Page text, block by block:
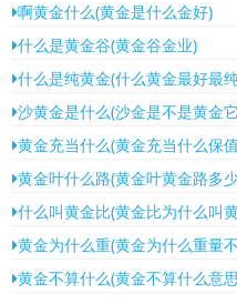
啊黄金什么(黄金是什么金好)
什么是黄金谷(黄金谷金业)
什么是纯黄金(什么黄金最好最
沙黄金是什么(沙金是不是黄金
黄金充当什么(黄金充当什么保
黄金叶什么路(黄金叶黄金路多
什么叫黄金比(黄金比为什么叫
黄金为什么重(黄金为什么重量
黄金不算什么(黄金不算什么意